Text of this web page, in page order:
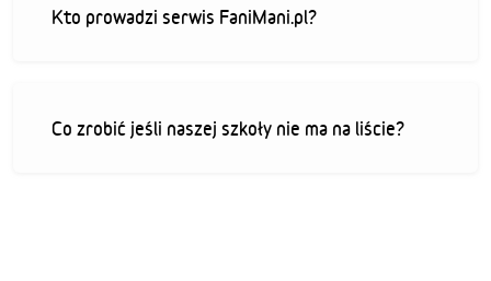
Kto prowadzi serwis FaniMani.pl?
Co zrobić jeśli naszej szkoły nie ma na liście?